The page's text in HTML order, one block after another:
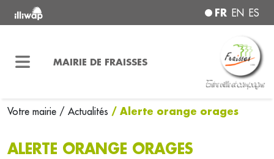
FR EN ES
MAIRIE DE FRAISSES
Votre mairie / Actualités / Alerte orange orages
ALERTE ORANGE ORAGES